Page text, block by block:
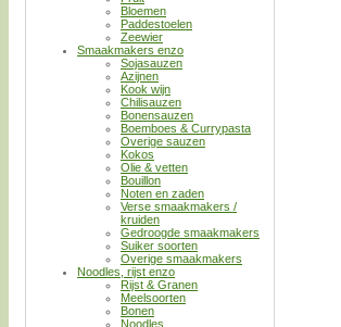
Bloemen
Paddestoelen
Zeewier
Smaakmakers enzo
Sojasauzen
Azijnen
Kook wijn
Chilisauzen
Bonensauzen
Boemboes & Currypasta
Overige sauzen
Kokos
Olie & vetten
Bouillon
Noten en zaden
Verse smaakmakers /
kruiden
Gedroogde smaakmakers
Suiker soorten
Overige smaakmakers
Noodles, rijst enzo
Rijst & Granen
Meelsoorten
Bonen
Noodles